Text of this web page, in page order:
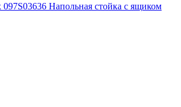
097S03636 Напольная стойка с ящиком